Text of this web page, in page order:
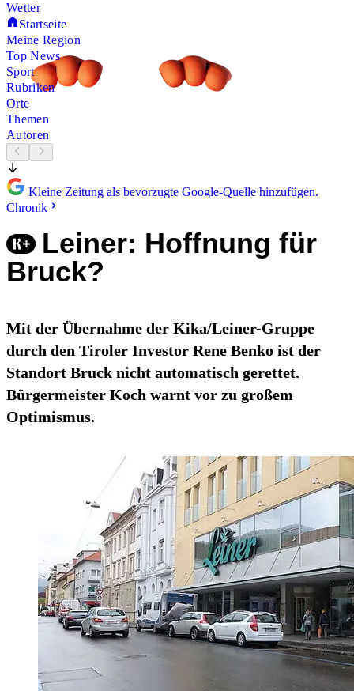
Wetter
Startseite
Meine Region
Top News
Sport
Rubriken
Orte
Themen
Autoren
Kleine Zeitung als bevorzugte Google-Quelle hinzufügen.
Chronik
Leiner: Hoffnung für
Bruck?
Mit der Übernahme der Kika/Leiner-Gruppe
durch den Tiroler Investor Rene Benko ist der
Standort Bruck nicht automatisch gerettet.
Bürgermeister Koch warnt vor zu großem
Optimismus.